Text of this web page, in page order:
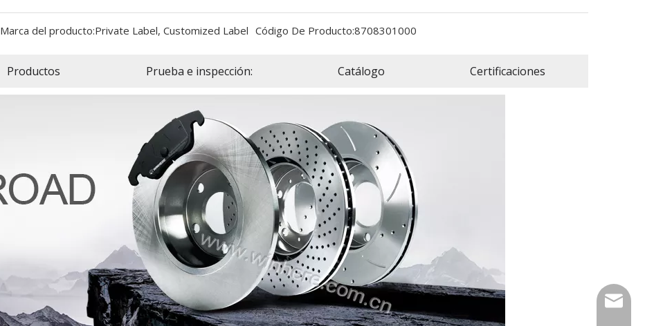
Marca del producto:Private Label, Customized Label Código De Producto:8708301000
Productos Prueba e inspección: Catálogo Certificaciones